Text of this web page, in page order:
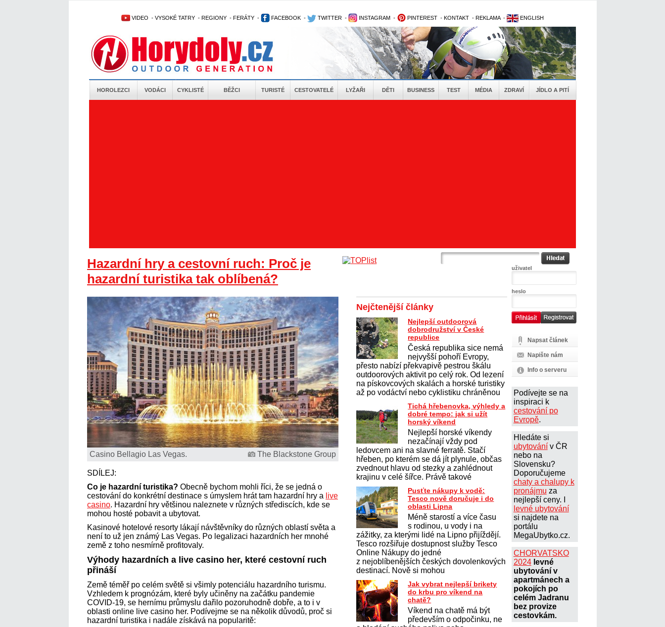
VIDEO - VYSOKÉ TATRY - REGIONY - FERÁTY - FACEBOOK - TWITTER - INSTAGRAM - PINTEREST - KONTAKT - REKLAMA - ENGLISH
HOROLEZCI VODÁCI CYKLISTÉ BĚŽCI TURISTÉ CESTOVATELÉ LYŽAŘI DĚTI BUSINESS TEST MÉDIA ZDRAVÍ JÍDLO A PITÍ
Hazardní hry a cestovní ruch: Proč je
hazardní turistika tak oblíbená?
Casino Bellagio Las Vegas. The Blackstone Group
SDÍLEJ:
Co je hazardní turistika? Obecně bychom mohli říci, že se jedná o
cestování do konkrétní destinace s úmyslem hrát tam hazardní hry a live
casino. Hazardní hry většinou naleznete v různých střediscích, kde se
mohou hosté pobavit a ubytovat.
Kasinové hotelové resorty lákají návštěvníky do různých oblastí světa a
není to už jen známý Las Vegas. Po legalizaci hazardních her mnohé
země z toho nesmírně profitovaly.
Výhody hazardních a live casino her, které cestovní ruch
přináší
Země téměř po celém světě si všimly potenciálu hazardního turismu.
Vzhledem k prognózám, které byly učiněny na začátku pandemie
COVID-19, se hernímu průmyslu dařilo pozoruhodně dobře, a to i v
oblasti online live casino her. Podívejme se na několik důvodů, proč si
hazardní turistika i nadále získává na popularitě:
uživatel
heslo
Napsat článek
Napište nám
Info o serveru
Podívejte se na
inspiraci k
cestování po
Evropě.
Hledáte si
ubytovánív ČR
nebo na
Slovensku?
Doporučujeme
chaty a chalupy k
pronájmu za
nejlepší ceny. I
levné ubytování
si najdete na
portálu
MegaUbytko.cz.
CHORVATSKO
2024 levné
ubytování v
apartmánech a
pokojích po
celém Jadranu
bez provize
cestovkám.
Nejčtenější články
Nejlepší outdoorová
dobrodružství v České
republice
Česká republika sice nemá
nejvyšší pohoří Evropy,
přesto nabízí překvapivě pestrou škálu
outdoorových aktivit po celý rok. Od lezení
na pískovcových skalách a horské turistiky
až po vodáctví nebo cyklistiku chráněnou
Tichá hřebenovka, výhledy a
dobré tempo: jak si užít
horský víkend
Nejlepší horské víkendy
nezačínají vždy pod
ledovcem ani na slavné ferratě. Stačí
hřeben, po kterém se dá jít plynule, občas
zvednout hlavu od stezky a zahlédnout
krajinu v celé šířce. Právě takové
Pusťte nákupy k vodě:
Tesco nově doručuje i do
oblasti Lipna
Méně starostí a více času
s rodinou, u vody i na
zážitky, za kterými lidé na Lipno přijíždějí.
Tesco rozšiřuje dostupnost služby Tesco
Online Nákupy do jedné
z nejoblíbenějších českých dovolenkových
destinací. Nově si mohou
Jak vybrat nejlepší brikety
do krbu pro víkend na
chatě?
Víkend na chatě má být
především o odpočinku, ne